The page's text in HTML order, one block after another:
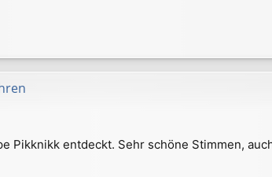
Pikknikk entdeckt. Sehr schöne Stimmen,